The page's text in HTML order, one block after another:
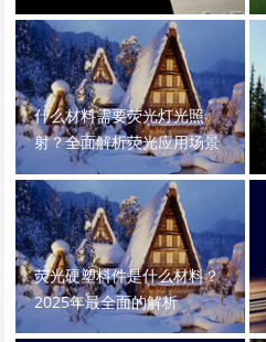
什么材料需要荧光灯光照
射？全面解析荧光应用场景
荧光硬塑料件是什么材料？
2025年最全面的解析